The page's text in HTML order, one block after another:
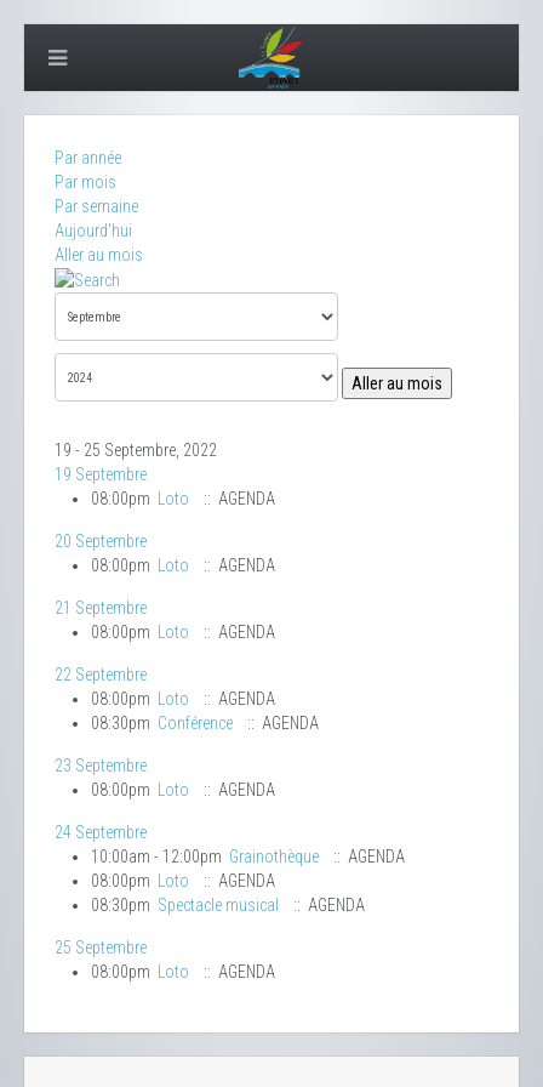
Par année
Par mois
Par semaine
Aujourd'hui
Aller au mois
Aller au mois
19 - 25 Septembre, 2022
19 Septembre
08:00pm Loto :: AGENDA
20 Septembre
08:00pm Loto :: AGENDA
21 Septembre
08:00pm Loto :: AGENDA
22 Septembre
08:00pm Loto
:: AGENDA
08:30pm Conférence :: AGENDA
23 Septembre
08:00pm Loto :: AGENDA
24 Septembre
10:00am - 12:00pm Grainothèque
:: AGENDA
08:00pm Loto
:: AGENDA
08:30pm Spectacle musical :: AGENDA
25 Septembre
08:00pm Loto :: AGENDA